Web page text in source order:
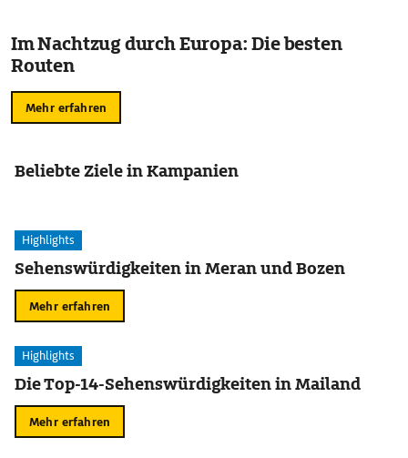
Im Nachtzug durch Europa: Die besten
Routen
Mehr erfahren
Beliebte Ziele in Kampanien
Highlights
Sehenswürdigkeiten in Meran und Bozen
Mehr erfahren
Highlights
Die Top-14-Sehenswürdigkeiten in Mailand
Mehr erfahren